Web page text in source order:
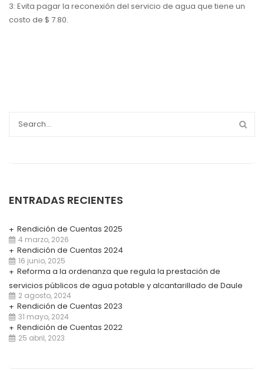
3: Evita pagar la reconexión del servicio de agua que tiene un
costo de $ 7.80.
ENTRADAS RECIENTES
Rendición de Cuentas 2025
4 marzo, 2026
Rendición de Cuentas 2024
16 junio, 2025
Reforma a la ordenanza que regula la prestación de
servicios públicos de agua potable y alcantarillado de Daule
2 agosto, 2024
Rendición de Cuentas 2023
31 mayo, 2024
Rendición de Cuentas 2022
25 abril, 2023